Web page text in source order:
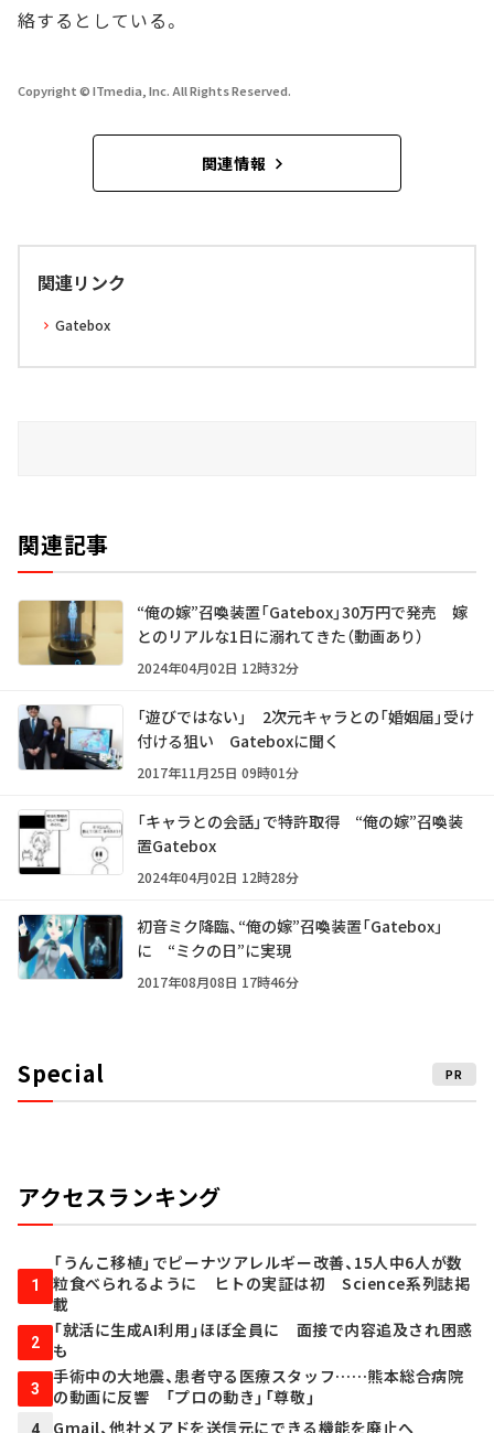
絡するとしている。
Copyright © ITmedia, Inc. All Rights Reserved.
関連情報
関連リンク
Gatebox
関連記事
“俺の嫁”召喚装置「Gatebox」30万円で発売 嫁
とのリアルな1日に溺れてきた（動画あり）
2024年04月02日 12時32分
「遊びではない」 2次元キャラとの「婚姻届」受け
付ける狙い Gateboxに聞く
2017年11月25日 09時01分
「キャラとの会話」で特許取得 “俺の嫁”召喚装
置Gatebox
2024年04月02日 12時28分
初音ミク降臨、“俺の嫁”召喚装置「Gatebox」
に “ミクの日”に実現
2017年08月08日 17時46分
Special PR
アクセスランキング
1
「うんこ移植」でピーナツアレルギー改善、15人中6人が数
粒食べられるように ヒトの実証は初 Science系列誌掲
載
2
「就活に生成AI利用」ほぼ全員に 面接で内容追及され困惑
も
3
手術中の大地震、患者守る医療スタッフ……熊本総合病院
の動画に反響 「プロの動き」「尊敬」
4 Gmail、他社メアドを送信元にできる機能を廃止へ